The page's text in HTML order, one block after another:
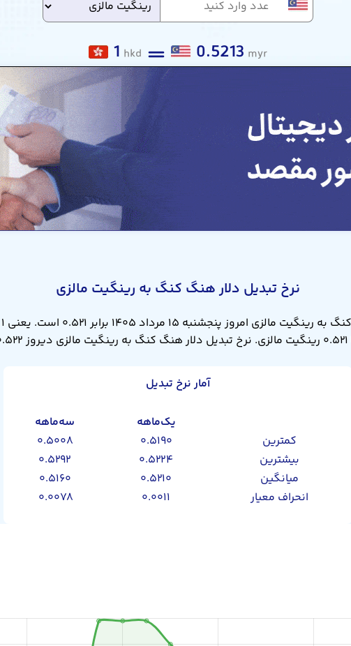
1 hkd 0.5213 myr
نرخ تبدیل دلار هنگ کنگ به رینگیت مالزی
آمار نرخ تبدیل
یک‌ماهه
سه‌ماهه
کمترین
۰.۵۱۹۰
۰.۵۰۰۸
بیشترین
۰.۵۲۲۴
۰.۵۲۹۲
میانگین
۰.۵۲۱۰
۰.۵۱۶۰
انحراف معیار
۰.۰۰۱۱ ۰.۰۰۷۸